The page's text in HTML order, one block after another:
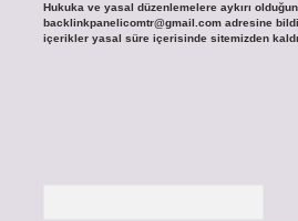
Hukuka ve yasal düzenlemelere aykırı
backlinkpanelicomtr@gmail.comadresine
içerikler yasal süre içerisinde sitemizden